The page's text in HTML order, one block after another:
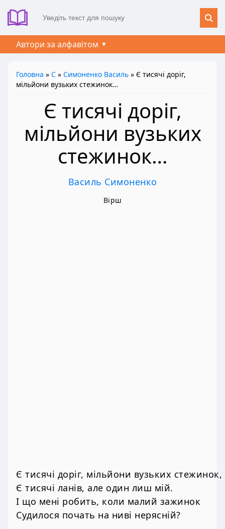
Автори за алфавітом
Головна » С » Симоненко Василь » Є тисячі доріг,
мільйони вузьких стежинок…
Є тисячі доріг,
мільйони вузьких
стежинок…
Василь Симоненко
Вірш
Є тисячі доріг, мільйони вузьких стежинок,
Є тисячі ланів, але один лиш мій.
І що мені робить, коли малий зажинок
Судилося почать на ниві нерясній?